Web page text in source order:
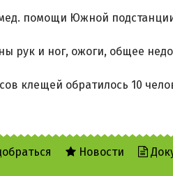
помощи Южной
рук и ног, ожоги, общее
клещей обратилось 10
Новости